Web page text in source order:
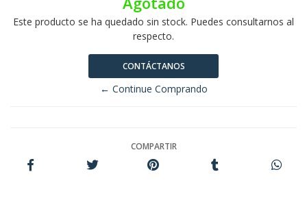
Este producto se ha quedado sin stock. Puedes consultarnos al
respecto.
CONTÁCTANOS
← Continue Comprando
COMPARTIR